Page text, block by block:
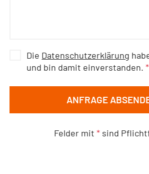
Die Datenschutzerklärung
und bin damit einverstanden.*
ANFRAGE
Felder mit *sind